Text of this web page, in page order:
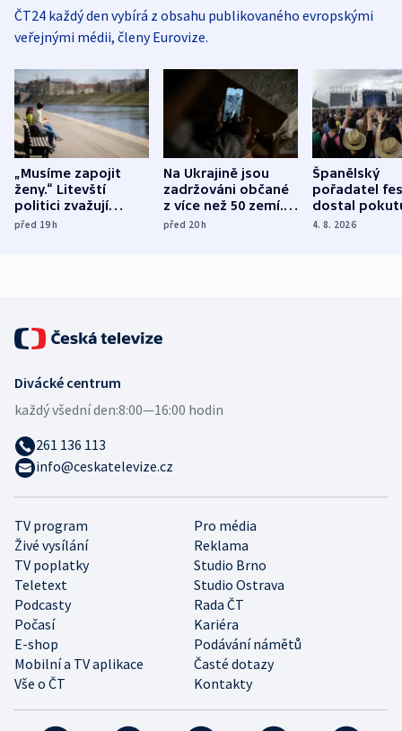
ČT24 každý den vybírá z obsahu publikovaného evropskými
veřejnými médii, členy Eurovize.
„Musíme zapojit
ženy.“ Litevští
politici zvažují
dohodu o
před 19h
Na Ukrajině jsou
zadržováni občané
z více než 50 zemí.
Bojovali na straně
před 20h
Španělský
pořadatel
dostal
nekalé
4. 8. 2026
TV program
Pro média
Živé vysílání
Reklama
TV poplatky
Studio Brno
Teletext
Studio Ostrava
Podcasty
Rada ČT
Počasí
Kariéra
E-shop
Podávání námětů
Mobilní a TV aplikace
Časté dotazy
Vše o ČT
Kontakty
Divácké centrum
každý všední den:8:00—16:00 hodin
261 136 113
info@ceskatelevize.cz